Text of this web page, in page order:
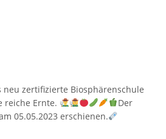
zertifizierte Biosphärenschule
reiche Ernte.
Der
05.05.2023 erschienen.